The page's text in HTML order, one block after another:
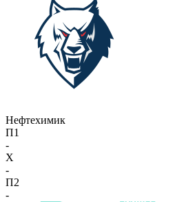
Нефтехимик
П1
-
X
-
П2
-